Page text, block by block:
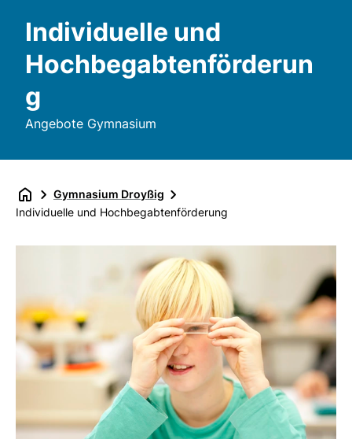
Individuelle und
Hochbegabtenförderun
g
Angebote Gymnasium
Gymnasium Droyßig
Individuelle und Hochbegabtenförderung